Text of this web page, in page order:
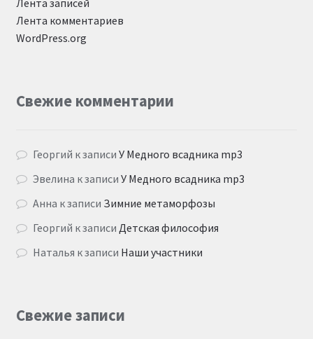
Лента комментариев
WordPress.org
Свежие комментарии
Георгий к записиУ Медного всадника mp3
Эвелина к записиУ Медного всадника mp3
Анна к записи Зимние метаморфозы
Георгий к записи Детская философия
Наталья к записи Наши участники
Свежие записи